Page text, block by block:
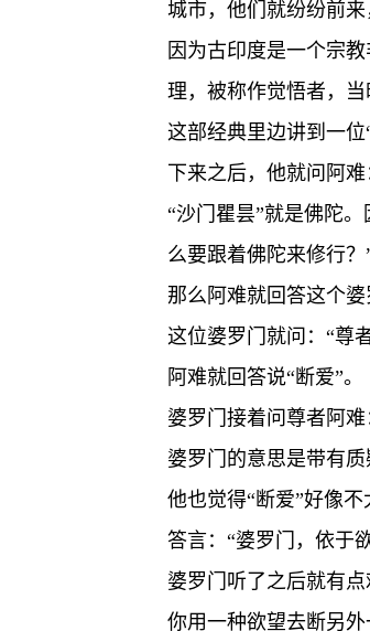
城市，他们就纷纷前来
因为古印度是一个宗
理，被称作觉悟者，
这部经典里边讲到一
下来之后，他就问阿
“沙门瞿昙”就是佛陀
么要跟着佛陀来修行
那么阿难就回答这个
这位婆罗门就问：“尊
阿难就回答说“断爱”。
婆罗门接着问尊者阿
婆罗门的意思是带有
他也觉得“断爱”好像
答言：“婆罗门，依于
婆罗门听了之后就有
你用一种欲望去断另